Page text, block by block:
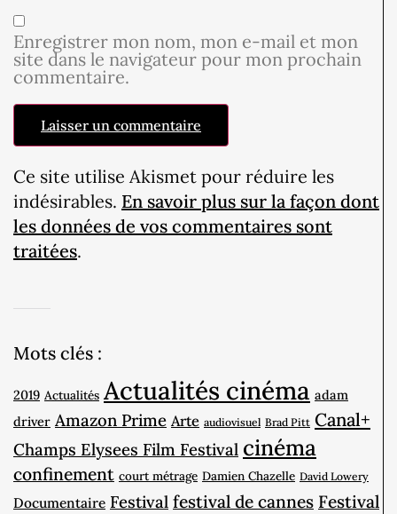
Enregistrer mon nom, mon e-mail et mon
site dans le navigateur pour mon prochain
commentaire.
Ce site utilise Akismet pour réduire les
indésirables. En savoir plus sur la façon dont
les données de vos commentaires sont
traitées.
Mots clés :
2019 Actualités Actualités cinéma adam
driver Amazon Prime Arte audiovisuel Brad Pitt Canal+
Champs Elysees Film Festival cinéma
confinement court métrage Damien Chazelle David Lowery
Documentaire Festival festival de cannes Festival